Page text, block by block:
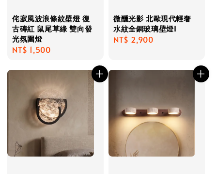
侘寂風波浪條紋壁燈 復
古磚紅 鼠尾草綠 雙向發
光氛圍燈
Regular
NT$ 1,500
微醺光影 北歐現代輕奢
水紋全銅玻璃壁燈I
Regular
NT$ 2,900